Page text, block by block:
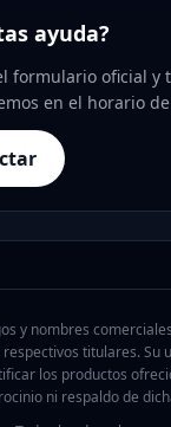
ayuda?
formulario oficial y
en el horario
y nombres
titulares. Su
los productos
ni respaldo de